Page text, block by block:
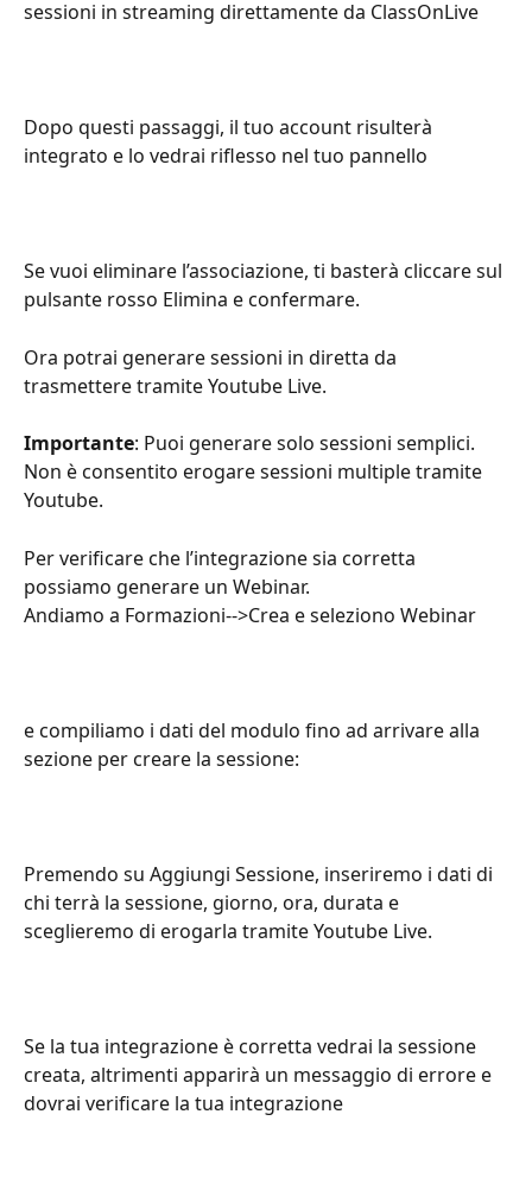
sessioni in streaming direttamente da ClassOnLive
Dopo questi passaggi, il tuo account risulterà
integrato e lo vedrai riflesso nel tuo pannello
Se vuoi eliminare l’associazione, ti basterà cliccare sul
pulsante rosso Elimina e confermare.
Ora potrai generare sessioni in diretta da
trasmettere tramite Youtube Live.
Importante: Puoi generare solo sessioni semplici.
Non è consentito erogare sessioni multiple tramite
Youtube.
Per verificare che l’integrazione sia corretta
possiamo generare un Webinar.
Andiamo a Formazioni-->Crea e seleziono Webinar
e compiliamo i dati del modulo fino ad arrivare alla
sezione per creare la sessione:
Premendo su Aggiungi Sessione, inseriremo i dati di
chi terrà la sessione, giorno, ora, durata e
sceglieremo di erogarla tramite Youtube Live.
Se la tua integrazione è corretta vedrai la sessione
creata, altrimenti apparirà un messaggio di errore e
dovrai verificare la tua integrazione